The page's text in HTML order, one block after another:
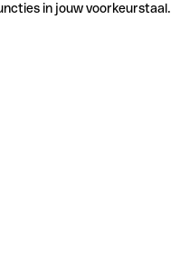
in jouw voorkeurstaal.